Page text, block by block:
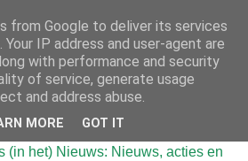
(in het) Nieuws: Nieuws, acties en
from Google to deliver its services
IP address and user-agent are
with performance and security
of service, generate usage
and address abuse.
MORE GOT IT